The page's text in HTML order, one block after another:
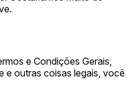
e Condições Gerais,
e outras coisas legais, você